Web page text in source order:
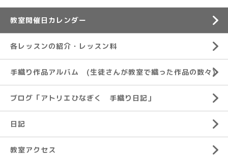
教室開催日カレンダー
各レッスンの紹介・レッスン料
手織り作品アルバム (生徒さんが教室で織った作品の数々)
ブログ「アトリエひなぎく 手織り日記」
日記
教室アクセス